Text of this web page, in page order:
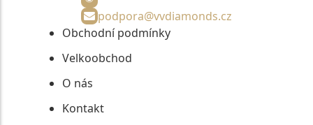
podpora@vvdiamonds.cz
Obchodní podmínky
Velkoobchod
O nás
Kontakt